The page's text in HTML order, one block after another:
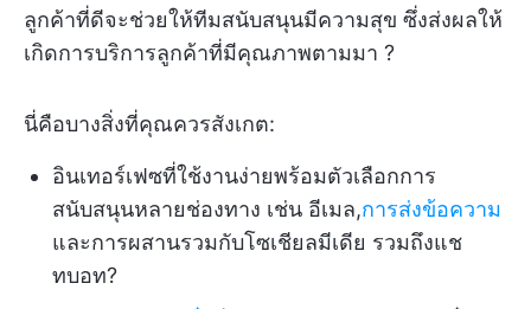
ลูกค้าที่ดีจะช่วยให้ทีมสนับสนุนมีความสุข ซึ่งส่งผลให้
เกิดการบริการลูกค้าที่มีคุณภาพตามมา ?
นี่คือบางสิ่งที่คุณควรสังเกต:
อินเทอร์เฟซที่ใช้งานง่ายพร้อมตัวเลือกการ
สนับสนุนหลายช่องทาง เช่น อีเมล,การส่งข้อความ
และการผสานรวมกับโซเชียลมีเดีย รวมถึงแช
ทบอท?